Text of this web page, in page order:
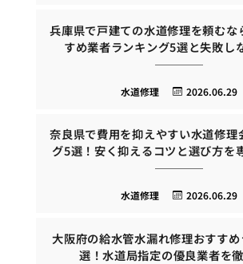
兵庫県で戸建ての水道修理を頼むな
すめ業者ランキング5選と失敗し
2026.06.29
水道修理
奈良県で費用を抑えやすい水道修理
グ5選！安く抑えるコツと選び方を
2026.06.29
水道修理
大阪府の給水管水漏れ修理おすす
選！水道局指定の優良業者を